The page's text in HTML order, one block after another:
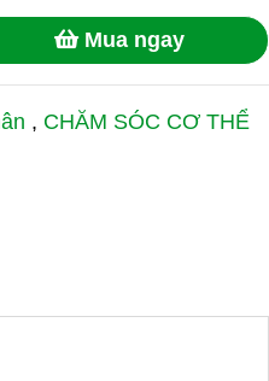
Mua ngay
, CHĂM SÓC CƠ THỂ